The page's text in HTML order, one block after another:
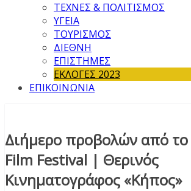
ΤΕΧΝΕΣ & ΠΟΛΙΤΙΣΜΟΣ
ΥΓΕΙΑ
ΤΟΥΡΙΣΜΟΣ
ΔΙΕΘΝΗ
ΕΠΙΣΤΗΜΕΣ
ΕΚΛΟΓΕΣ 2023
ΕΠΙΚΟΙΝΩΝΙΑ
Διήμερο προβολών από το
Film Festival | Θερινός
Κινηματογράφος «Κήπος»